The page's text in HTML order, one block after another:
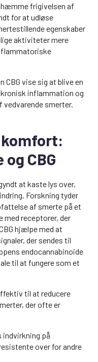
hæmme frigivelsen af
for at udløse
egenskaber
aktiviteter mere
CBG vise sig at blive en
inflammation og
vedvarende smerter.
CBG
at kaste lys over,
Forskning tyder
af smerte på et
med receptorer, der
hjælpe med at
der sendes til
endocannabinoide
til at fungere som et
til at reducere
der ofte er
indvirkning på
over for andre